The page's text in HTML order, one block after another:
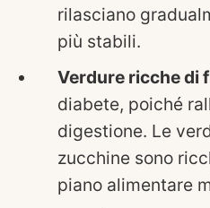
rilasciano
più stabili.
Verdure ricche di
diabete, poiché
digestione. Le
zucchine sono
piano alimentare